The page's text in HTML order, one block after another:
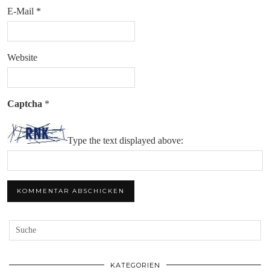
E-Mail *
Website
Captcha *
Type the text displayed above:
KATEGORIEN